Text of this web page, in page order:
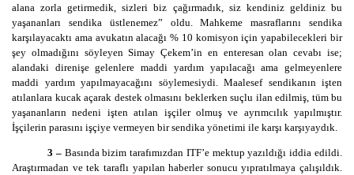
alana zorla getirmedik, sizleri biz çağırmadık, siz kendiniz geldiniz bu
yaşananları sendika üstlenemez” oldu. Mahkeme masraflarını sendika
karşılayacaktı ama avukatın alacağı % 10 komisyon için yapabilecekleri bir
şey olmadığını söyleyen Simay Çekem’in en enteresan olan cevabı ise;
alandaki direnişe gelenlere maddi yardım yapılacağı ama gelmeyenlere
maddi yardım yapılmayacağını söylemesiydi. Maalesef sendikanın işten
atılanlara kucak açarak destek olmasını beklerken suçlu ilan edilmiş, tüm bu
yaşananların nedeni işten atılan işçiler olmuş ve ayrımcılık yapılmıştır.
İşçilerin parasını işçiye vermeyen bir sendika yönetimi ile karşı karşıyaydık.
3 –Basında bizim tarafımızdan ITF’e mektup yazıldığı iddia edildi.
Araştırmadan ve tek taraflı yapılan haberler sonucu yıpratılmaya çalışıldık.